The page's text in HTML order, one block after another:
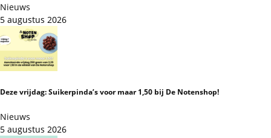
Nieuws
5 augustus 2026
Deze vrijdag: Suikerpinda’s voor maar 1,50 bij De Notenshop!
Nieuws
5 augustus 2026